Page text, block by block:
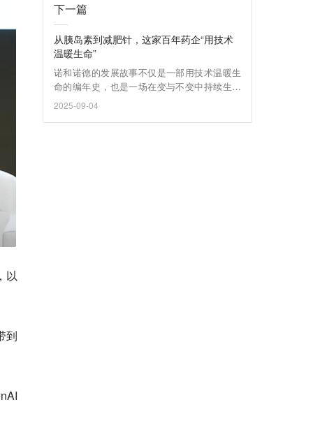
以
到
下一篇
从胰岛素到减肥针，这家百年药企“用技术
温暖生命”
诺和诺德的发展故事不仅是一部用技术温暖生
命的编年史，也是一场在变与不变中持续生长
的远征。
2025-09-04